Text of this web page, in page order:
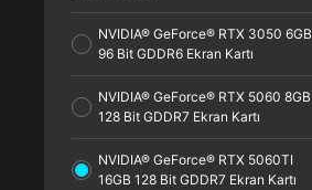
NVIDIA® GeForce® RTX 3050 6GB
96 Bit GDDR6 Ekran Kartı
NVIDIA® GeForce® RTX 5060 8GB
128 Bit GDDR7 Ekran Kartı
NVIDIA® GeForce® RTX 5060TI
16GB 128 Bit GDDR7 Ekran Kartı